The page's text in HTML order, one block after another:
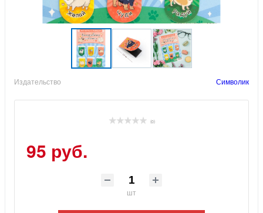
Издательство Символик
(0)
95 руб.
шт